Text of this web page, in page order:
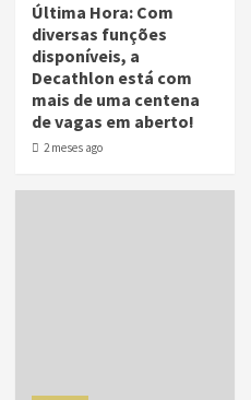
Última Hora: Com
diversas funções
disponíveis, a
Decathlon está com
mais de uma centena
de vagas em aberto!
2 meses ago